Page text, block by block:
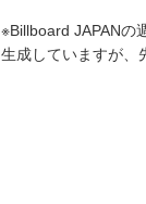
※Billboard JAPANの
生成していますが、